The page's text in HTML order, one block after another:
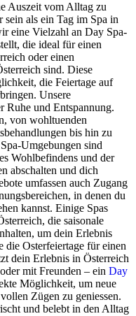
Auszeit vom Alltag zu
sein als ein Tag im Spa in
eine Vielzahl an Day Spa-
die ideal für einen
oder einen
sind. Diese
die Feiertage auf
Unsere
Ruhe und Entspannung.
von wohltuenden
bis hin zu
Umgebungen sind
Wohlbefindens und der
abschalten und dich
umfassen auch Zugang
in denen du
kannst. Einige Spas
die saisonale
um dein Erlebnis
die Osterfeiertage für einen
dein Erlebnis in Österreich
mit Freunden – ein Day
Möglichkeit, um neue
Zügen zu geniessen.
und belebt in den Alltag